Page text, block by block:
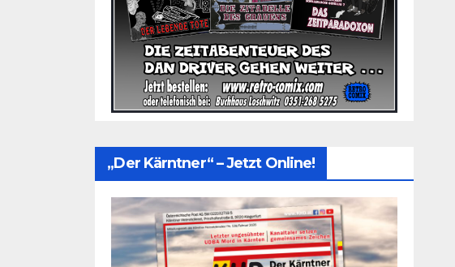
„Der Kärntner“ – Jetzt Online!